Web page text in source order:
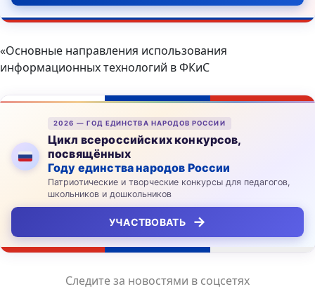
«Основные направления использования
информационных технологий в ФКиС
2026 — ГОД ЕДИНСТВА НАРОДОВ РОССИИ
Цикл всероссийских конкурсов,
посвящённых
Году единства народов России
Патриотические и творческие конкурсы для педагогов,
школьников и дошкольников
УЧАСТВОВАТЬ →
Следите за новостями в соцсетях